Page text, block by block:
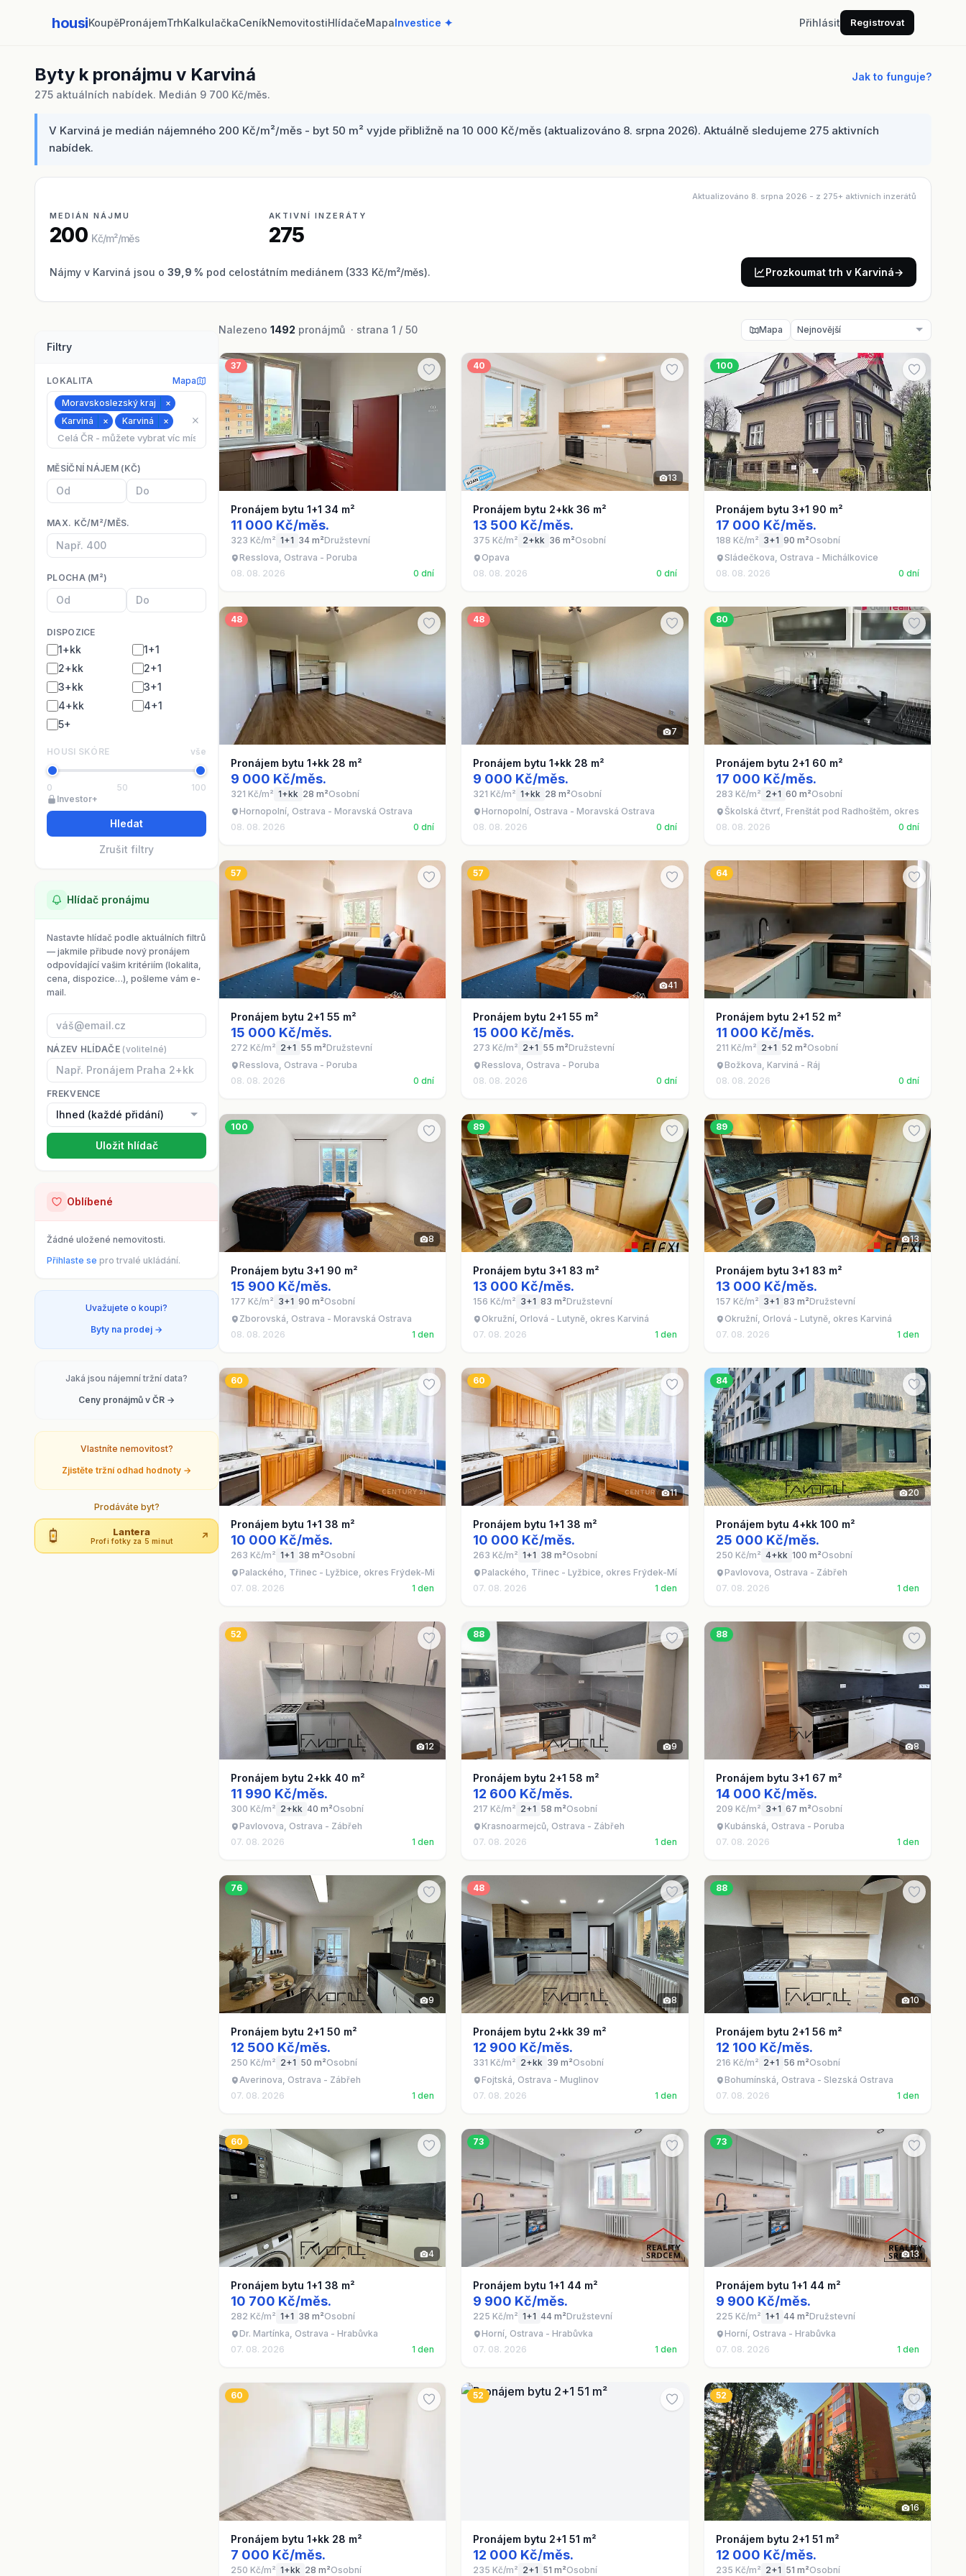
housiKoupěPronájemTrhKalkulačkaCeníkNemovitostiHlídačeMapaInvestice ✦ Přihlásit Registrovat
Byty k pronájmu v Karviná
Jak to funguje?
275 aktuálních nabídek. Medián 9 700 Kč/měs.
V Karviná je medián nájemného 200 Kč/m²/měs - byt 50 m² vyjde přibližně na 10 000 Kč/měs (aktualizováno 8. srpna 2026). Aktuálně sledujeme 275 aktivních
nabídek.
Aktualizováno 8. srpna 2026 - z 275+ aktivních inzerátů
MEDIÁN NÁJMU
200 Kč/m²/měs
AKTIVNÍ INZERÁTY
275
Nájmy v Karviná jsou o 39,9 % pod celostátním mediánem (333 Kč/m²/měs). Prozkoumat trh v Karviná→
Filtry
LOKALITA Mapa
Moravskoslezský kraj
×
Karviná
× Karviná × ⨯
MĚSÍČNÍ NÁJEM (KČ)
MAX. KČ/M²/MĚS.
PLOCHA (M²)
DISPOZICE
1+kk
1+1
2+kk
2+1
3+kk
3+1
4+kk
4+1
5+
HOUSI SKÓRE vše
0 50
100
Investor+
Hledat
Zrušit filtry
Hlídač pronájmu
Nastavte hlídač podle aktuálních filtrů
— jakmile přibude nový pronájem
odpovídající vašim kritériím (lokalita,
cena, dispozice…), pošleme vám e-
mail.
NÁZEV HLÍDAČE (volitelné)
FREKVENCE
Uložit hlídač
Oblíbené
Žádné uložené nemovitosti.
Přihlaste se pro trvalé ukládání.
Uvažujete o koupi?
Byty na prodej →
Jaká jsou nájemní tržní data?
Ceny pronájmů v ČR →
Vlastníte nemovitost?
Zjistěte tržní odhad hodnoty →
Prodáváte byt?
Lantera
Profi fotky za 5 minut ↗
Nalezeno 1492 pronájmů · strana 1 / 50 Mapa
37
Pronájem bytu 1+1 34 m²
11 000 Kč/měs.
323 Kč/m² 1+1 34 m²Družstevní
Resslova, Ostrava - Poruba
08. 08. 2026
0 dní
40
13
Pronájem bytu 2+kk 36 m²
13 500 Kč/měs.
375 Kč/m² 2+kk 36 m²Osobní
Opava
08. 08. 2026
0 dní
100
Pronájem bytu 3+1 90 m²
17 000 Kč/měs.
188 Kč/m² 3+1 90 m²Osobní
Sládečkova, Ostrava - Michálkovice
08. 08. 2026
0 dní
48
Pronájem bytu 1+kk 28 m²
9 000 Kč/měs.
321 Kč/m² 1+kk 28 m²Osobní
Hornopolní, Ostrava - Moravská Ostrava
08. 08. 2026
0 dní
48
7
Pronájem bytu 1+kk 28 m²
9 000 Kč/měs.
321 Kč/m² 1+kk 28 m²Osobní
Hornopolní, Ostrava - Moravská Ostrava
08. 08. 2026
0 dní
80
Pronájem bytu 2+1 60 m²
17 000 Kč/měs.
283 Kč/m² 2+1 60 m²Osobní
Školská čtvrť, Frenštát pod Radhoštěm, okres Nový Jičín
08. 08. 2026
0 dní
57
Pronájem bytu 2+1 55 m²
15 000 Kč/měs.
272 Kč/m² 2+1 55 m²Družstevní
Resslova, Ostrava - Poruba
08. 08. 2026
0 dní
57
41
Pronájem bytu 2+1 55 m²
15 000 Kč/měs.
273 Kč/m² 2+1 55 m²Družstevní
Resslova, Ostrava - Poruba
08. 08. 2026
0 dní
64
Pronájem bytu 2+1 52 m²
11 000 Kč/měs.
211 Kč/m² 2+1 52 m²Osobní
Božkova, Karviná - Ráj
08. 08. 2026
0 dní
100
8
Pronájem bytu 3+1 90 m²
15 900 Kč/měs.
177 Kč/m² 3+1 90 m²Osobní
Zborovská, Ostrava - Moravská Ostrava
08. 08. 2026
1 den
89
Pronájem bytu 3+1 83 m²
13 000 Kč/měs.
156 Kč/m² 3+1 83 m²Družstevní
Okružní, Orlová - Lutyně, okres Karviná
07. 08. 2026
1 den
89
13
Pronájem bytu 3+1 83 m²
13 000 Kč/měs.
157 Kč/m² 3+1 83 m²Družstevní
Okružní, Orlová - Lutyně, okres Karviná
07. 08. 2026
1 den
60
Pronájem bytu 1+1 38 m²
10 000 Kč/měs.
263 Kč/m² 1+1 38 m²Osobní
Palackého, Třinec - Lyžbice, okres Frýdek-Místek
07. 08. 2026
1 den
60
11
Pronájem bytu 1+1 38 m²
10 000 Kč/měs.
263 Kč/m² 1+1 38 m²Osobní
Palackého, Třinec - Lyžbice, okres Frýdek-Místek
07. 08. 2026
1 den
84
20
Pronájem bytu 4+kk 100 m²
25 000 Kč/měs.
250 Kč/m² 4+kk 100 m²Osobní
Pavlovova, Ostrava - Zábřeh
07. 08. 2026
1 den
52
12
Pronájem bytu 2+kk 40 m²
11 990 Kč/měs.
300 Kč/m² 2+kk 40 m²Osobní
Pavlovova, Ostrava - Zábřeh
07. 08. 2026
1 den
88
9
Pronájem bytu 2+1 58 m²
12 600 Kč/měs.
217 Kč/m² 2+1 58 m²Osobní
Krasnoarmejců, Ostrava - Zábřeh
07. 08. 2026
1 den
88
8
Pronájem bytu 3+1 67 m²
14 000 Kč/měs.
209 Kč/m² 3+1 67 m²Osobní
Kubánská, Ostrava - Poruba
07. 08. 2026
1 den
76
9
Pronájem bytu 2+1 50 m²
12 500 Kč/měs.
250 Kč/m² 2+1 50 m²Osobní
Averinova, Ostrava - Zábřeh
07. 08. 2026
1 den
48
8
Pronájem bytu 2+kk 39 m²
12 900 Kč/měs.
331 Kč/m² 2+kk 39 m²Osobní
Fojtská, Ostrava - Muglinov
07. 08. 2026
1 den
88
10
Pronájem bytu 2+1 56 m²
12 100 Kč/měs.
216 Kč/m² 2+1 56 m²Osobní
Bohumínská, Ostrava - Slezská Ostrava
07. 08. 2026
1 den
60
4
Pronájem bytu 1+1 38 m²
10 700 Kč/měs.
282 Kč/m² 1+1 38 m²Osobní
Dr. Martínka, Ostrava - Hrabůvka
07. 08. 2026
1 den
73
Pronájem bytu 1+1 44 m²
9 900 Kč/měs.
225 Kč/m² 1+1 44 m²Družstevní
Horní, Ostrava - Hrabůvka
07. 08. 2026
1 den
73
13
Pronájem bytu 1+1 44 m²
9 900 Kč/měs.
225 Kč/m² 1+1 44 m²Družstevní
Horní, Ostrava - Hrabůvka
07. 08. 2026
1 den
60
Pronájem bytu 1+kk 28 m²
7 000 Kč/měs.
250 Kč/m² 1+kk 28 m²Osobní
52
Pronájem bytu 2+1 51 m²
12 000 Kč/měs.
235 Kč/m² 2+1 51 m²Osobní
52
16
Pronájem bytu 2+1 51 m²
12 000 Kč/měs.
235 Kč/m² 2+1 51 m²Osobní